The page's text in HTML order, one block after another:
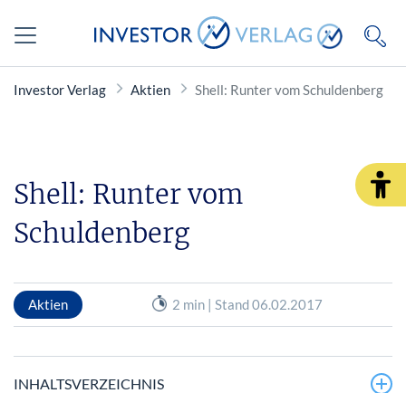
Investor Verlag Aktien Shell: Runter vom Schuldenberg
Shell: Runter vom
Schuldenberg
Aktien 2 min | Stand 06.02.2017
INHALTSVERZEICHNIS